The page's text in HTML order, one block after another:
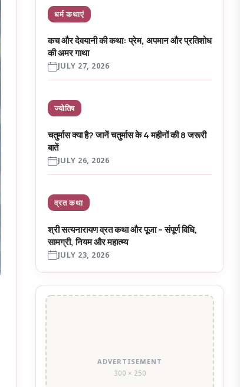
धर्म कथाएं
कच और देवयानी की कथा: प्रेम, अपमान और प्रतिशोध
की अमर गाथा
JULY 27, 2026
ज्योतिष
चतुर्मास क्या है? जानें चतुर्मास के 4 महीनों की 8 जरूरी
बातें
JULY 26, 2026
व्रत कथा
श्री सत्यनारायण व्रत कथा और पूजा – संपूर्ण विधि,
सामग्री, नियम और महात्म्य
JULY 23, 2026
ADVERTISEMENT
300 × 250